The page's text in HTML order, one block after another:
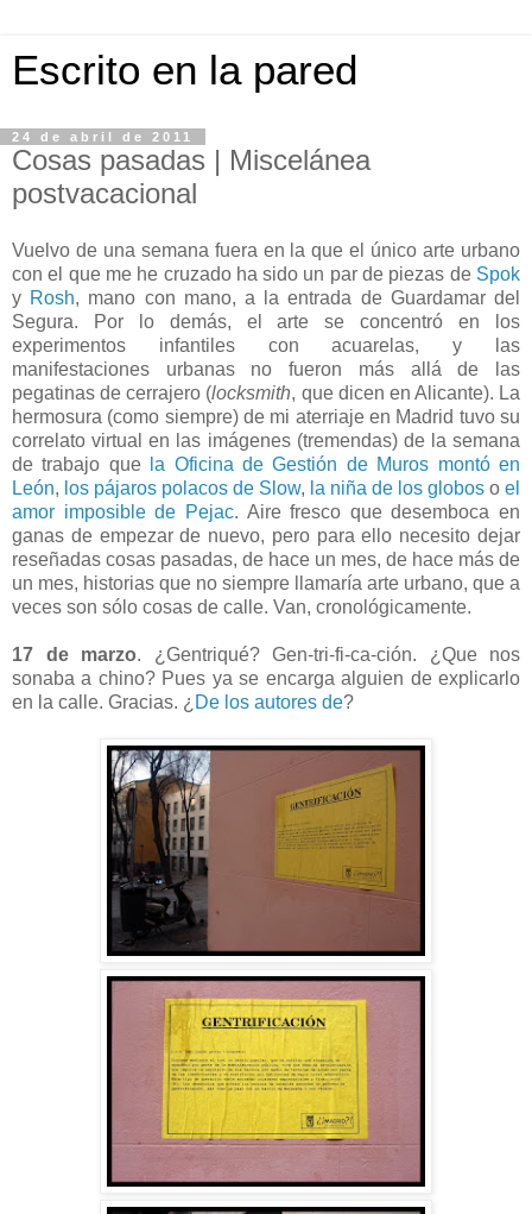
Escrito en la pared
24 de abril de 2011
Cosas pasadas | Miscelánea
postvacacional
Vuelvo de una semana fuera en la que el único arte urbano
con el que me he cruzado ha sido un par de piezas de Spok
y Rosh, mano con mano, a la entrada de Guardamar del
Segura. Por lo demás, el arte se concentró en los
experimentos infantiles con acuarelas, y las
manifestaciones urbanas no fueron más allá de las
pegatinas de cerrajero (locksmith, que dicen en Alicante). La
hermosura (como siempre) de mi aterriaje en Madrid tuvo su
correlato virtual en las imágenes (tremendas) de la semana
de trabajo que
la Oficina de Gestión de Muros montó en
León, los pájaros polacos de Slow, la niña de los globos o el
amor imposible de Pejac. Aire fresco que desemboca en
ganas de empezar de nuevo, pero para ello necesito dejar
reseñadas cosas pasadas, de hace un mes, de hace más de
un mes, historias que no siempre llamaría arte urbano, que a
veces son sólo cosas de calle. Van, cronológicamente.
17 de marzo. ¿Gentriqué? Gen-tri-fi-ca-ción. ¿Que nos
sonaba a chino? Pues ya se encarga alguien de explicarlo
en la calle. Gracias. ¿ De los autores de?